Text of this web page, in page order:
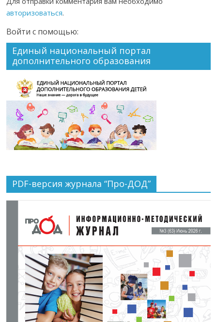
авторизоваться.
Войти с помощью:
Единый национальный портал
дополнительного образования
PDF-версия журнала “Про-ДОД”